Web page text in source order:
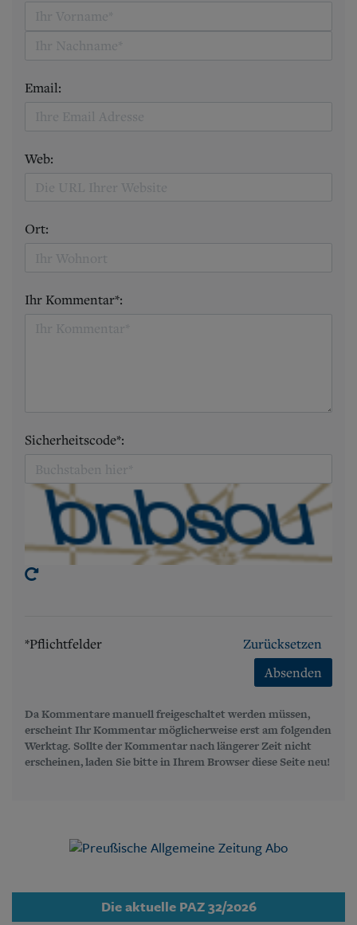
Email:
Web:
Ort:
Ihr Kommentar*:
Sicherheitscode*:
*Pflichtfelder
Zurücksetzen
Absenden
Da Kommentare manuell freigeschaltet werden müssen,
erscheint Ihr Kommentar möglicherweise erst am folgenden
Werktag. Sollte der Kommentar nach längerer Zeit nicht
erscheinen, laden Sie bitte in Ihrem Browser diese Seite neu!
Die aktuelle PAZ 32/2026